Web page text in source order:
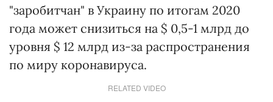
"заробитчан" в Украину по итогам 2020
года может снизиться на $ 0,5-1 млрд до
уровня $ 12 млрд из-за распространения
по миру коронавируса.
RELATED VIDEO